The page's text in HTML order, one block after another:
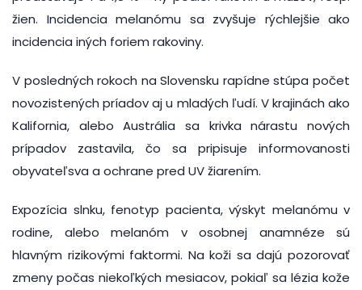
žien. Incidencia melanómu sa zvyšuje rýchlejšie ako
incidencia iných foriem rakoviny.
V posledných rokoch na Slovensku rapídne stúpa počet
novozistených príadov aj u mladých ľudí. V krajinách ako
Kalifornia, alebo Austrália sa krivka nárastu nových
prípadov zastavila, čo sa pripisuje informovanosti
obyvateľsva a ochrane pred UV žiarením.
Expozícia slnku, fenotyp pacienta, výskyt melanómu v
rodine, alebo melanóm v osobnej anamnéze sú
hlavným rizikovými faktormi. Na koži sa dajú pozorovať
zmeny počas niekoľkých mesiacov, pokiaľ sa lézia kože